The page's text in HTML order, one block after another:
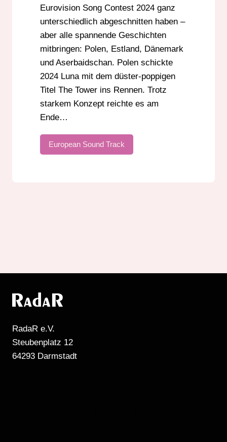
Eurovision Song Contest 2024 ganz
unterschiedlich abgeschnitten haben –
aber alle spannende Geschichten
mitbringen: Polen, Estland, Dänemark
und Aserbaidschan. Polen schickte
2024 Luna mit dem düster-poppigen
Titel The Tower ins Rennen. Trotz
starkem Konzept reichte es am
Ende…
European Sound Track
RadaR e.V.
Steubenplatz 12
64293 Darmstadt